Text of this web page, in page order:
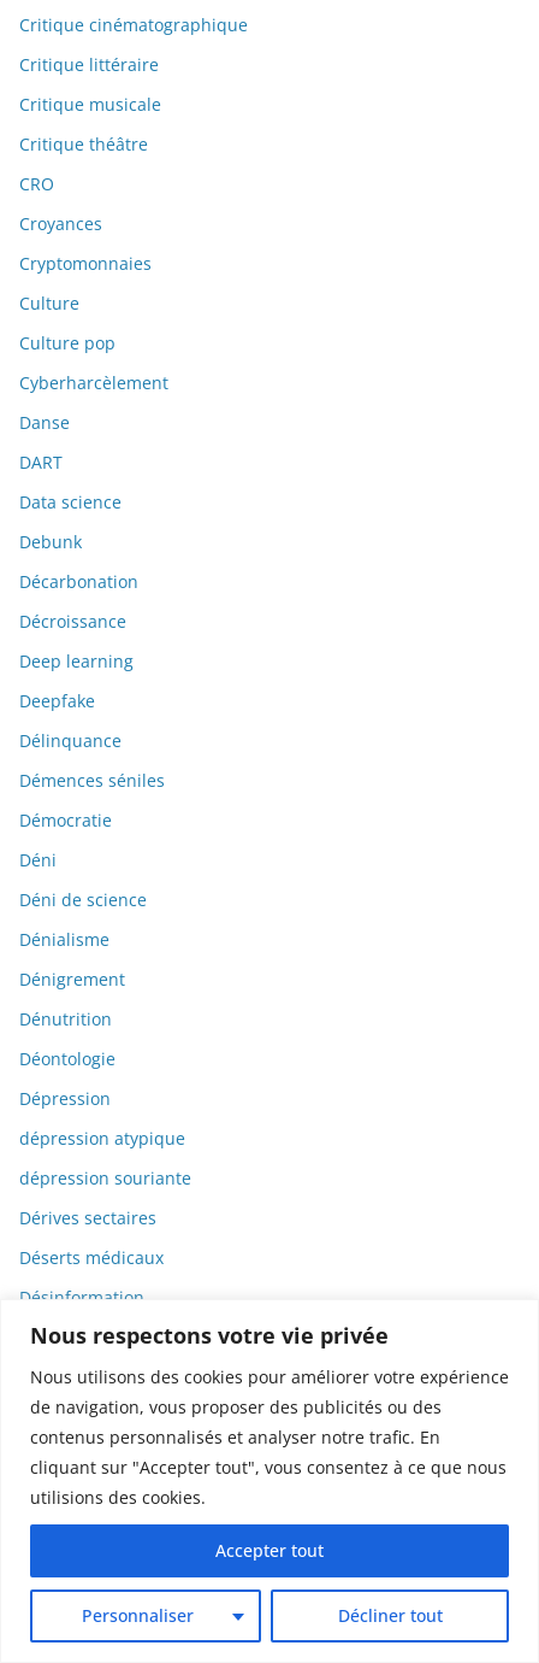
Nous respectons votre vie privée
Nous utilisons des cookies pour améliorer votre expérience
de navigation, vous proposer des publicités ou des
contenus personnalisés et analyser notre trafic. En
cliquant sur "Accepter tout", vous consentez à ce que nous
utilisions des cookies.
Personnaliser Décliner tout
Accepter tout
Critique cinématographique
Critique littéraire
Critique musicale
Critique théâtre
CRO
Croyances
Cryptomonnaies
Culture
Culture pop
Cyberharcèlement
Danse
DART
Data science
Debunk
Décarbonation
Décroissance
Deep learning
Deepfake
Délinquance
Démences séniles
Démocratie
Déni
Déni de science
Dénialisme
Dénigrement
Dénutrition
Déontologie
Dépression
dépression atypique
dépression souriante
Dérives sectaires
Déserts médicaux
Désinformation
Dessin
Dessins animés
Déterminisme
Detox
Dette
Deux-roues
DGCCRF